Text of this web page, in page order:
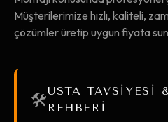
Müşterilerimize hızlı, kaliteli,
çözümler üretip uygun fiyata
🛠️USTA TAVSİYESİ
REHBERİ